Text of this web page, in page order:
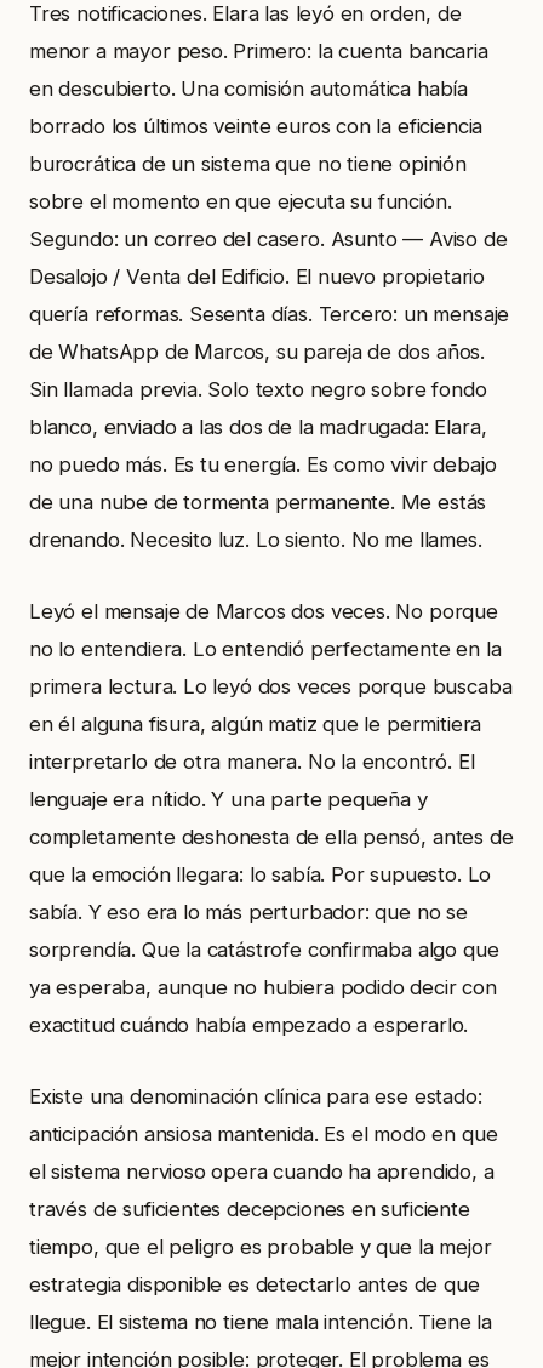
Tres notificaciones. Elara las leyó en orden, de
menor a mayor peso. Primero: la cuenta bancaria
en descubierto. Una comisión automática había
borrado los últimos veinte euros con la eficiencia
burocrática de un sistema que no tiene opinión
sobre el momento en que ejecuta su función.
Segundo: un correo del casero. Asunto — Aviso de
Desalojo / Venta del Edificio. El nuevo propietario
quería reformas. Sesenta días. Tercero: un mensaje
de WhatsApp de Marcos, su pareja de dos años.
Sin llamada previa. Solo texto negro sobre fondo
blanco, enviado a las dos de la madrugada: Elara,
no puedo más. Es tu energía. Es como vivir debajo
de una nube de tormenta permanente. Me estás
drenando. Necesito luz. Lo siento. No me llames.
Leyó el mensaje de Marcos dos veces. No porque
no lo entendiera. Lo entendió perfectamente en la
primera lectura. Lo leyó dos veces porque buscaba
en él alguna fisura, algún matiz que le permitiera
interpretarlo de otra manera. No la encontró. El
lenguaje era nítido. Y una parte pequeña y
completamente deshonesta de ella pensó, antes de
que la emoción llegara: lo sabía. Por supuesto. Lo
sabía. Y eso era lo más perturbador: que no se
sorprendía. Que la catástrofe confirmaba algo que
ya esperaba, aunque no hubiera podido decir con
exactitud cuándo había empezado a esperarlo.
Existe una denominación clínica para ese estado:
anticipación ansiosa mantenida. Es el modo en que
el sistema nervioso opera cuando ha aprendido, a
través de suficientes decepciones en suficiente
tiempo, que el peligro es probable y que la mejor
estrategia disponible es detectarlo antes de que
llegue. El sistema no tiene mala intención. Tiene la
mejor intención posible: proteger. El problema es